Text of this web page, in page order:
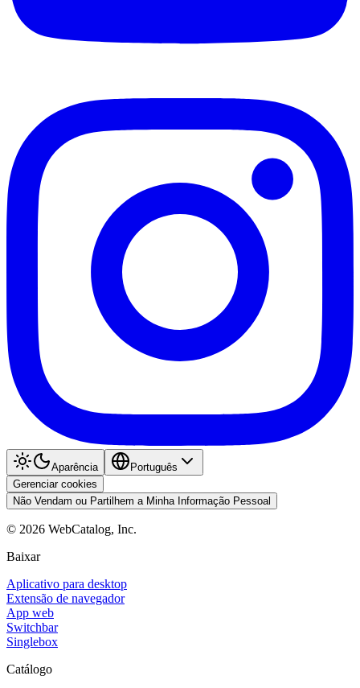
Aparência
Português
Gerenciar cookies
Não Vendam ou Partilhem a Minha Informação Pessoal
© 2026 WebCatalog, Inc.
Baixar
Aplicativo para desktop
Extensão de navegador
App web
Switchbar
Singlebox
Catálogo